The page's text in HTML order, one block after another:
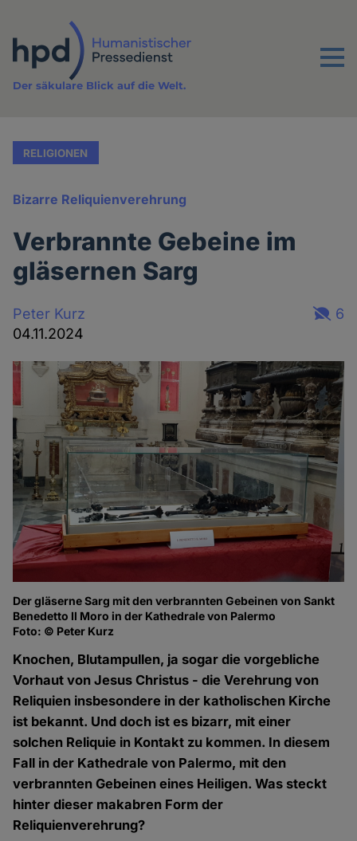
Inhalt
Menu
Der säkulare Blick auf die Welt.
RELIGIONEN
Bizarre Reliquienverehrung
Verbrannte Gebeine im
gläsernen Sarg
Peter Kurz
04.11.2024
6
Der gläserne Sarg mit den verbrannten Gebeinen von Sankt
Benedetto Il Moro in der Kathedrale von Palermo
Foto: © Peter Kurz
Knochen, Blutampullen, ja sogar die vorgebliche
Vorhaut von Jesus Christus - die Verehrung von
Reliquien insbesondere in der katholischen Kirche
ist bekannt. Und doch ist es bizarr, mit einer
solchen Reliquie in Kontakt zu kommen. In diesem
Fall in der Kathedrale von Palermo, mit den
verbrannten Gebeinen eines Heiligen. Was steckt
hinter dieser makabren Form der
Reliquienverehrung?